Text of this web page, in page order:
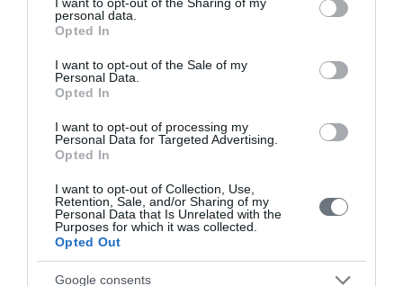
grant or deny consent to Google and its third-party tags to
use your data for below specified purposes in below Google
consent section.
personal data.
Opted In
I want to opt-out of the Sale of my
Personal Data.
Opted In
I want to opt-out of processing my
Personal Data for Targeted Advertising.
Opted In
I want to opt-out of Collection, Use,
Retention, Sale, and/or Sharing of my
Personal Data that Is Unrelated with the
Purposes for which it was collected.
Opted Out
Google consents
info@leto.gr
Ιατρική Ομάδα
Γιώργος Ευσταθίου
Ιατροί